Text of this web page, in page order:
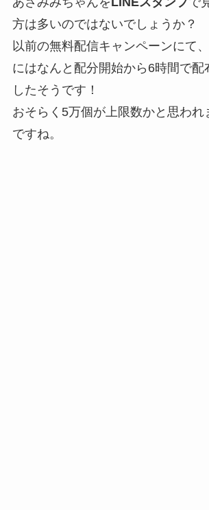
方は多いのではないでしょうか？
以前の無料配信キャンペーンにて
にはなんと配分開始から6時間で配
したそうです！
おそらく5万個が上限数かと思われ
ですね。